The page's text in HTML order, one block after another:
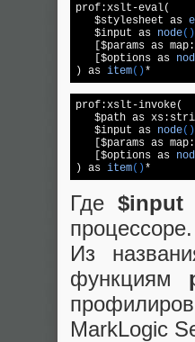
prof:xslt-eval(
   $
stylesheet as
   $input as
node()
[$params as
   [$options as
) as item()*
prof:xslt-invoke(
$path as
   $
input as node()
[$params as
   [$options as
) as item()*
Где$input
процессоре.
Из
функциям
MarkLogic